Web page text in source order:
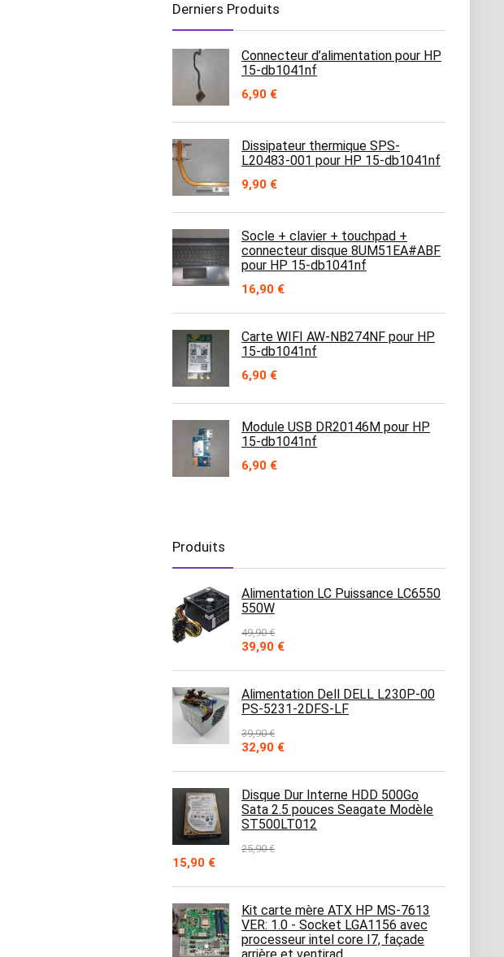
Derniers Produits
Connecteur d’alimentation pour HP
15-db1041nf
6,90 €
Dissipateur thermique SPS-
L20483-001 pour HP 15-db1041nf
9,90 €
Socle + clavier + touchpad +
connecteur disque 8UM51EA#ABF
pour HP 15-db1041nf
16,90 €
Carte WIFI AW-NB274NF pour HP
15-db1041nf
6,90 €
Module USB DR20146M pour HP
15-db1041nf
6,90 €
Produits
Alimentation LC Puissance LC6550
550W
49,90€
Le
initial
était :
49,90 €.
39,90 €Le
actuel
est :
39,90 €.
Alimentation Dell DELL L230P-00
PS-5231-2DFS-LF
39,90€
Le
initial
était :
39,90 €.
32,90 €Le
actuel
est :
32,90 €.
Disque Dur Interne HDD 500Go
Sata 2.5 pouces Seagate Modèle
ST500LT012
25,90€
Le
initial
était :
25,90 €.
15,90 €Le
actuel
est :
15,90 €.
Kit carte mère ATX HP MS-7613
VER: 1.0 - Socket LGA1156 avec
processeur intel core I7, façade